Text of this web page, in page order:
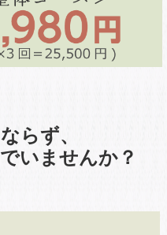
らず、
いませんか？